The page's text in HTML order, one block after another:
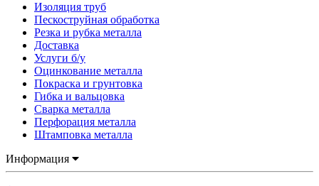
Изоляция труб
Пескоструйная обработка
Резка и рубка металла
Доставка
Услуги б/у
Оцинкование металла
Покраска и грунтовка
Гибка и вальцовка
Сварка металла
Перфорация металла
Штамповка металла
Информация